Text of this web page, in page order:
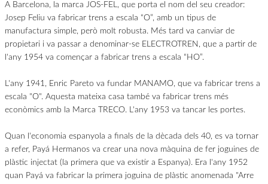
A Barcelona, ​​la marca JOS-FEL, que porta el nom del seu creador:
Josep Feliu va fabricar trens a escala “O”, amb un tipus de
manufactura simple, però molt robusta. Més tard va canviar de
propietari i va passar a denominar-se ELECTROTREN, que a partir de
l'any 1954 va començar a fabricar trens a escala “HO”.
L'any 1941, Enric Pareto va fundar MANAMO, que va fabricar trens a
escala "O". Aquesta mateixa casa també va fabricar trens més
econòmics amb la Marca TRECO. L'any 1953 va tancar les portes.
Quan l'economia espanyola a finals de la dècada dels 40, es va tornar
a refer, Payá Hermanos va crear una nova màquina de fer joguines de
plàstic injectat (la primera que va existir a Espanya). Era l'any 1952
quan Payá va fabricar la primera joguina de plàstic anomenada "Arre